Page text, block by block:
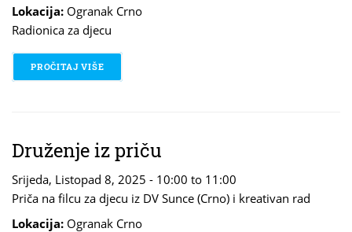
Lokacija: Ogranak Crno
Radionica za djecu
PROČITAJ VIŠE
Druženje iz priču
Srijeda, Listopad 8, 2025 - 10:00 to 11:00
Priča na filcu za djecu iz DV Sunce (Crno) i kreativan rad
Lokacija: Ogranak Crno